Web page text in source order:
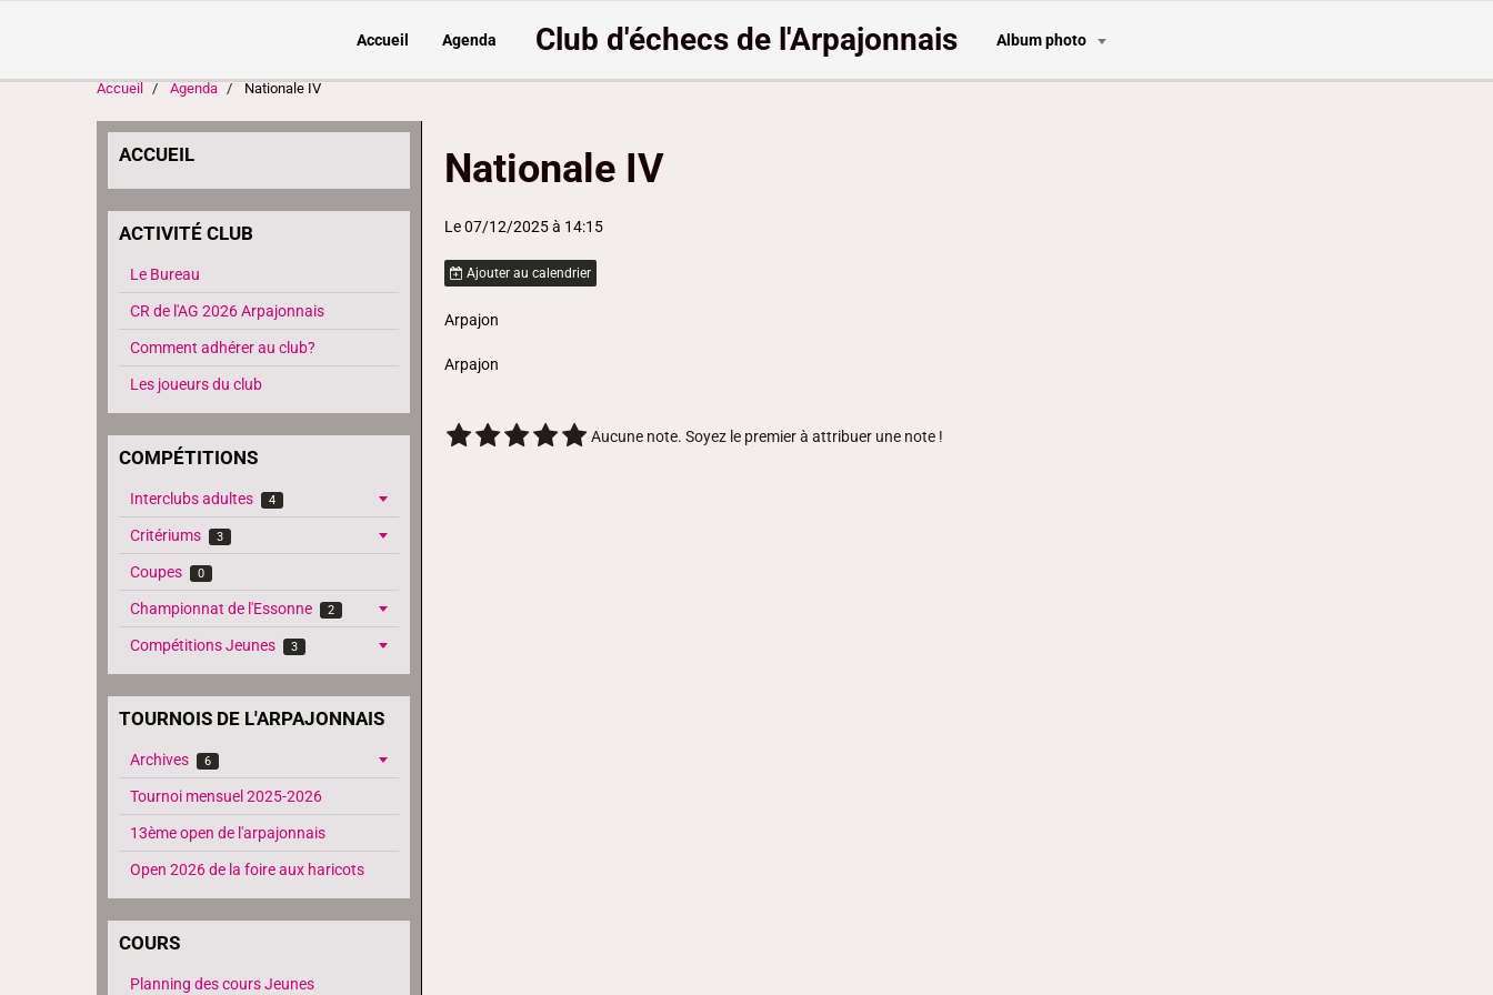
Accueil Agenda Club d'échecs de l'Arpajonnais Album photo
Accueil Agenda Nationale IV
Nationale IV
Le 07/12/2025 à 14:15
Ajouter au calendrier
Arpajon
Arpajon
Aucune note. Soyez le premier à attribuer une note !
ACCUEIL
ACTIVITÉ CLUB
Le Bureau
CR de l'AG 2026 Arpajonnais
Comment adhérer au club?
Les joueurs du club
COMPÉTITIONS
Interclubs adultes 4
Critériums 3
Coupes 0
Championnat de l'Essonne 2
Compétitions Jeunes 3
TOURNOIS DE L'ARPAJONNAIS
Archives 6
Tournoi mensuel 2025-2026
13ème open de l'arpajonnais
Open 2026 de la foire aux haricots
COURS
Planning des cours Jeunes